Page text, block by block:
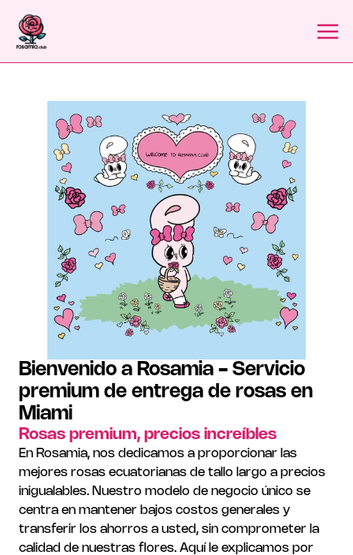
Bienvenido a Rosamia - Servicio
premium de entrega de rosas en
Miami
Rosas premium, precios increíbles
En Rosamia, nos dedicamos a proporcionar las
mejores rosas ecuatorianas de tallo largo a precios
inigualables. Nuestro modelo de negocio único se
centra en mantener bajos costos generales y
transferir los ahorros a usted, sin comprometer la
calidad de nuestras flores. Aquí le explicamos por